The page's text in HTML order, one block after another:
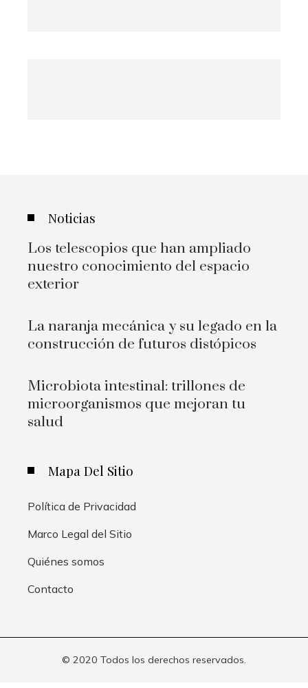
Noticias
Los telescopios que han ampliado
nuestro conocimiento del espacio
exterior
La naranja mecánica y su legado en la
construcción de futuros distópicos
Microbiota intestinal: trillones de
microorganismos que mejoran tu
salud
Mapa Del Sitio
Política de Privacidad
Marco Legal del Sitio
Quiénes somos
Contacto
© 2020 Todos los derechos reservados.